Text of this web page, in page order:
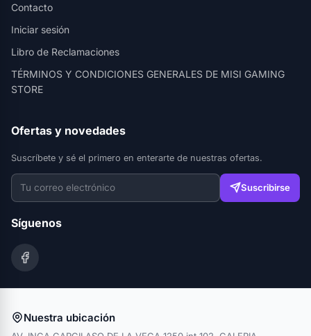
Contacto
Iniciar sesión
Libro de Reclamaciones
TÉRMINOS Y CONDICIONES GENERALES DE MISI GAMING
STORE
Ofertas y novedades
Suscríbete y sé el primero en enterarte de nuestras ofertas.
Suscribirse
Síguenos
Nuestra ubicación